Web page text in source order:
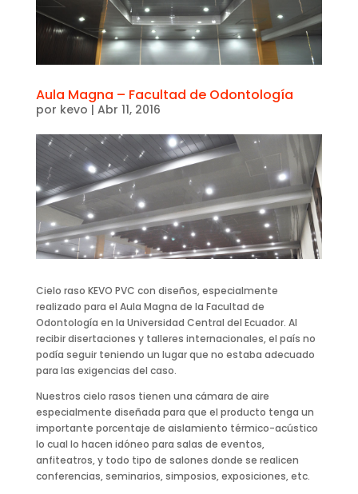
Aula Magna – Facultad de Odontología
por kevo | Abr 11, 2016
Cielo raso KEVO PVC con diseños, especialmente
realizado para el Aula Magna de la Facultad de
Odontología en la Universidad Central del Ecuador. Al
recibir disertaciones y talleres internacionales, el país no
podía seguir teniendo un lugar que no estaba adecuado
para las exigencias del caso.
Nuestros cielo rasos tienen una cámara de aire
especialmente diseñada para que el producto tenga un
importante porcentaje de aislamiento térmico-acústico
lo cual lo hacen idóneo para salas de eventos,
anfiteatros, y todo tipo de salones donde se realicen
conferencias, seminarios, simposios, exposiciones, etc.